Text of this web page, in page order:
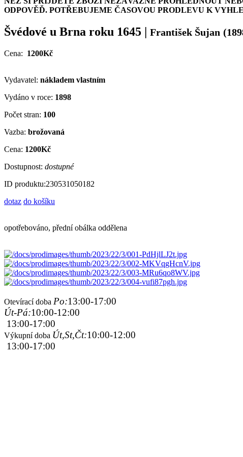
ODPOVĚĎ. POTŘEBUJEME ČASOVOU PRODLEVU K
Švédové u Brna roku 1645 | František Šujan
Cena: 1200Kč
Vydavatel: nákladem vlastním
Vydáno v roce: 1898
Počet stran: 100
Vazba: brožovaná
Cena: 1200Kč
Dostupnost: dostupné
ID produktu:230531050182
dotaz do košíku
opotřebováno, přední obálka oddělena
Otevírací doba Po:13:00-17:00
Út-Pá:10:00-12:00
13:00-17:00
Výkupní doba Út,St,Čt:10:00-12:00
13:00-17:00